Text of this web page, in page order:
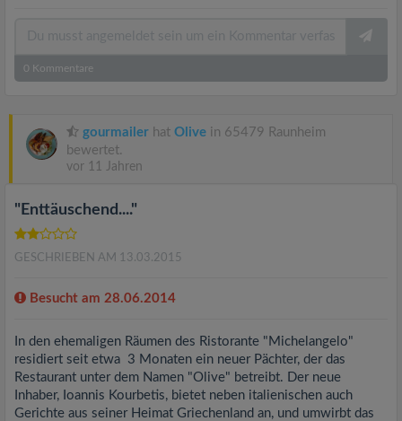
0 Kommentare
gourmailer hat Olive in 65479 Raunheim
bewertet.
vor 11 Jahren
"Enttäuschend...."
GESCHRIEBEN AM 13.03.2015
Besucht am 28.06.2014
In den ehemaligen Räumen des Ristorante "Michelangelo"
residiert seit etwa 3 Monaten ein neuer Pächter, der das
Restaurant unter dem Namen "Olive" betreibt. Der neue
Inhaber, Ioannis Kourbetis, bietet neben italienischen auch
Gerichte aus seiner Heimat Griechenland an, und umwirbt das